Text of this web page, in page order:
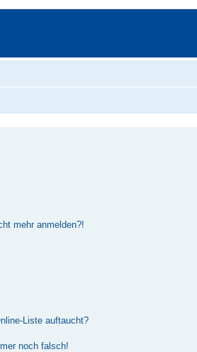
mehr anmelden?!
Liste auftaucht?
noch falsch!